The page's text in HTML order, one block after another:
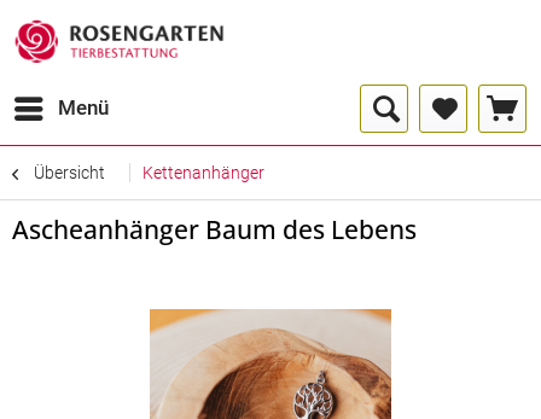
Menü
Übersicht Kettenanhänger
Ascheanhänger Baum des Lebens